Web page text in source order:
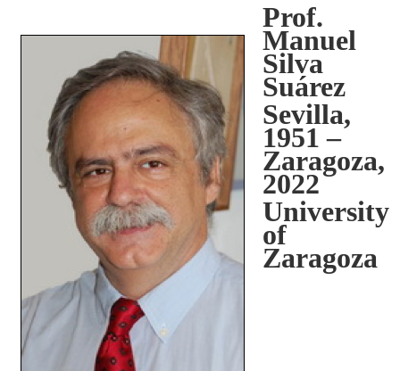
Prof.
Manuel
Silva
Suárez
Sevilla,
1951 –
Zaragoza,
2022
University
of
Zaragoza